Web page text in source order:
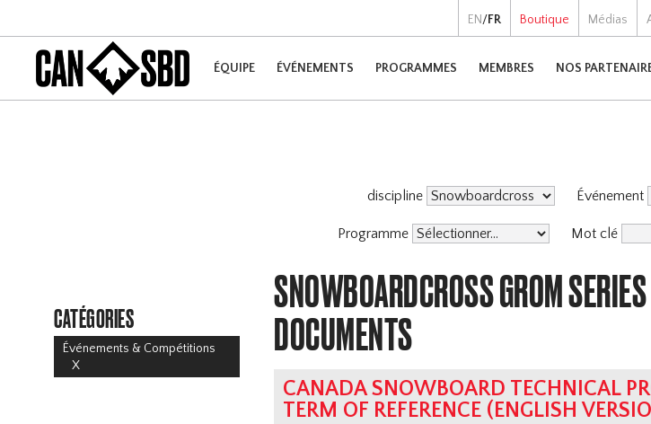
EN/FR Boutique Médias
ÉQUIPE ÉVÉNEMENTS PROGRAMMES MEMBRES NOS
CATÉGORIES
Événements & Compétitions
X
discipline Événement
Programme Mot clé
SNOWBOARDCROSS GROM
DOCUMENTS
CANADA SNOWBOARD TECHNICAL
TERM OF REFERENCE (ENGLISH